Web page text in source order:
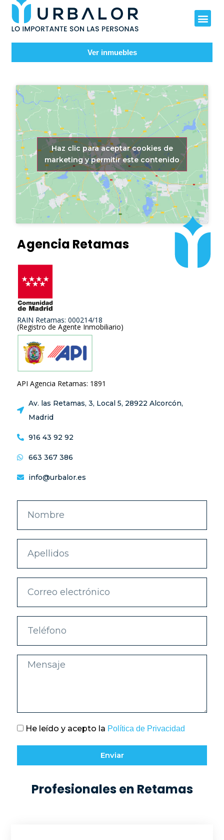
Ver inmuebles
Haz clic para aceptar cookies de
marketing y permitir este contenido
Agencia Retamas
RAIN Retamas: 000214/18
(Registro de Agente Inmobiliario)
API Agencia Retamas: 1891
Av. las Retamas, 3, Local 5, 28922 Alcorcón,
Madrid
916 43 92 92
663 367 386
info@urbalor.es
He leído y acepto la Política de Privacidad
Enviar
Profesionales en Retamas